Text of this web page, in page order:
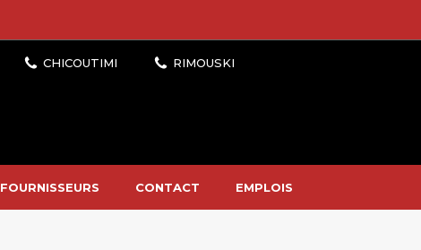
FOURNISSEURS CONTACT EMPLOIS